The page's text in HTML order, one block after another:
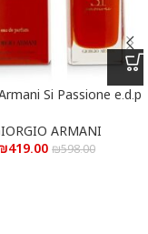
Si Passione e.d.p
100 מ”ל
ARMANI
₪598.00
419.00